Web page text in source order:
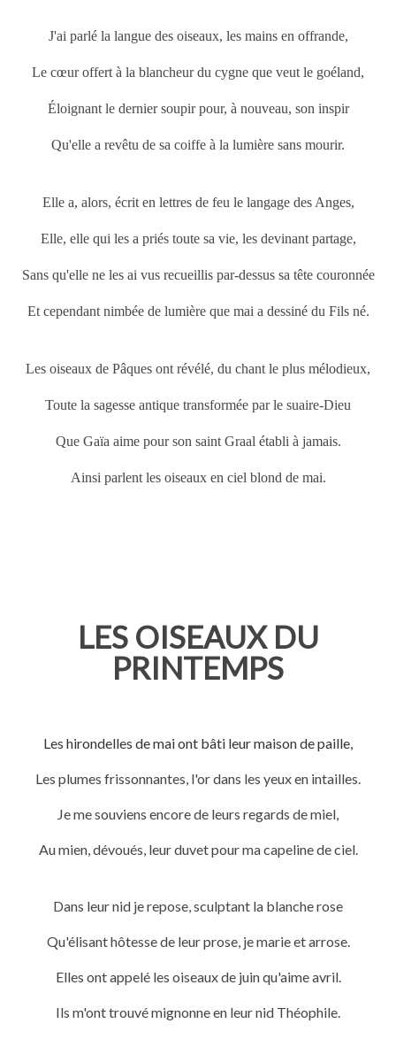
J'ai parlé la langue des oiseaux, les mains en offrande,
Le cœur offert à la blancheur du cygne que veut le goéland,
Éloignant le dernier soupir pour, à nouveau, son inspir
Qu'elle a revêtu de sa coiffe à la lumière sans mourir.
Elle a, alors, écrit en lettres de feu le langage des Anges,
Elle, elle qui les a priés toute sa vie, les devinant partage,
Sans qu'elle ne les ai vus recueillis par-dessus sa tête couronnée
Et cependant nimbée de lumière que mai a dessiné du Fils né.
Les oiseaux de Pâques ont révélé, du chant le plus mélodieux,
Toute la sagesse antique transformée par le suaire-Dieu
Que Gaïa aime pour son saint Graal établi à jamais.
Ainsi parlent les oiseaux en ciel blond de mai.
LES OISEAUX DU
PRINTEMPS
Les hirondelles de mai ont bâti leur maison de paille,
Les plumes frissonnantes, l'or dans les yeux en intailles.
Je me souviens encore de leurs regards de miel,
Au mien, dévoués, leur duvet pour ma capeline de ciel.
Dans leur nid je repose, sculptant la blanche rose
Qu'élisant hôtesse de leur prose, je marie et arrose.
Elles ont appelé les oiseaux de juin qu'aime avril.
Ils m'ont trouvé mignonne en leur nid Théophile.